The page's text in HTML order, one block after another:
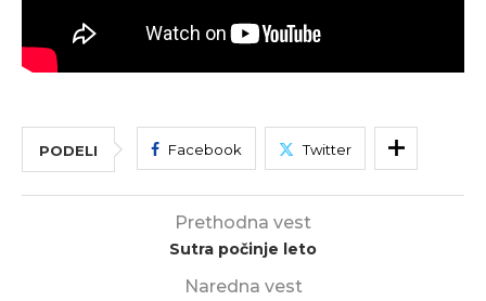
PODELI Facebook Twitter
Prethodna vest
Sutra počinje leto
Naredna vest